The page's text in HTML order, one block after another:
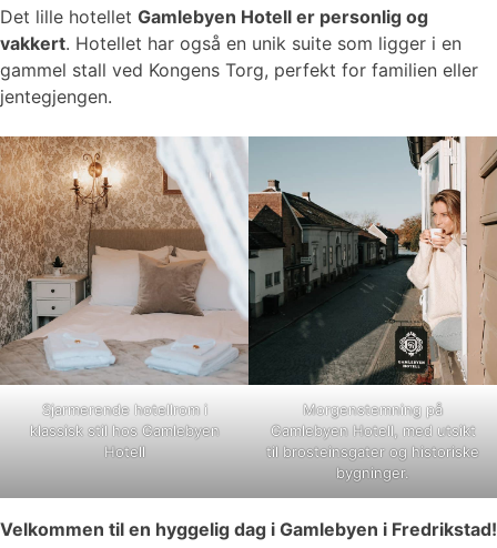
Det lille hotellet Gamlebyen Hotell er personlig og
vakkert. Hotellet har også en unik suite som ligger i en
gammel stall ved Kongens Torg, perfekt for familien eller
jentegjengen.
Sjarmerende hotellrom i
klassisk stil hos Gamlebyen
Hotell
Morgenstemning på
Gamlebyen Hotell, med utsikt
til brosteinsgater og historiske
bygninger.
Velkommen til en hyggelig dag i Gamlebyen i Fredrikstad!